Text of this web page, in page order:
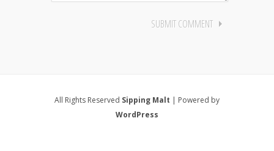
All Rights Reserved Sipping Malt | Powered by
WordPress